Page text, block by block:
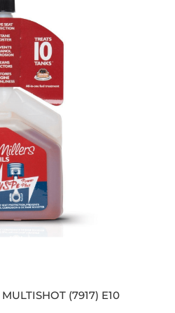
(7917) E10